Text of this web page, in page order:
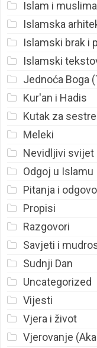
Islam i
Islamska
Islamski brak i
Islamski
Jednoća Boga
Kur'an i Hadis
Kutak za sestre
Meleki
Nevidljivi svijet
Odgoj u Islamu
Pitanja i
Propisi
Razgovori
Savjeti i
Sudnji Dan
Uncategorized
Vijesti
Vjera i život
Vjerovanje